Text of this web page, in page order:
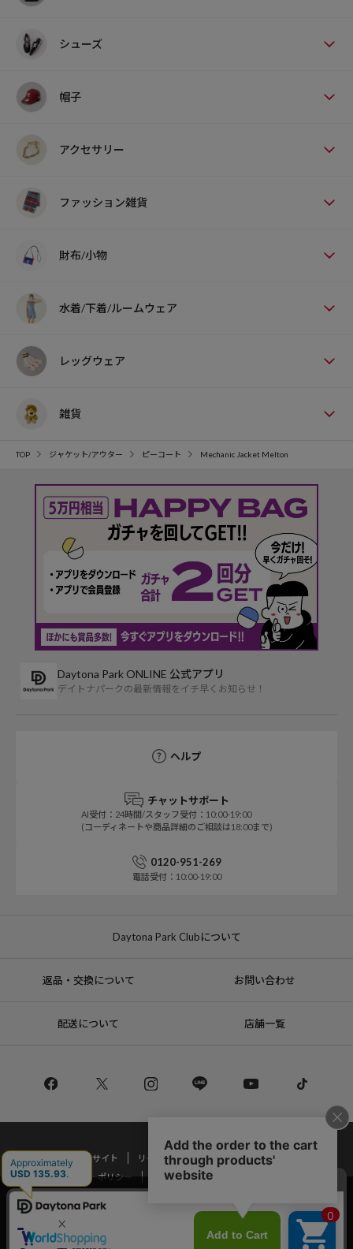
シューズ
帽子
アクセサリー
ファッション雑貨
財布/小物
水着/下着/ルームウェア
レッグウェア
雑貨
TOP ジャケット/アウター ピーコート Mechanic Jacket Melton
Daytona Park ONLINE 公式アプリ
デイトナパークの最新情報をイチ早くお知らせ！
ヘルプ
チャットサポート
AI受付：24時間/スタッフ受付：10:00-19:00
(コーディネートや商品詳細のご相談は18:00まで)
0120-951-269
電話受付：10:00-19:00
Daytona Park Clubについて
返品・交換について お問い合わせ
配送について 店舗一覧
コーポレートサイト リクルート
サステナブルマークについて
プライバシーポリシー
特定商取引法・古物営業法に基づく表記
Copyright © DAYTONA INTERNATIONAL Co.,Ltd All Rights Reserved.
当サイトでは利用体験の向上およびコンテンツの最適な提供、トラフィック
の分析を目的としてCookieを使用しています。
サイトの閲覧を継続された場合、Cookieの利用に同意したことものといたし